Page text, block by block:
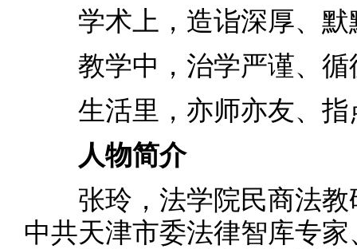
学术上，造诣深厚、默
教学中，治学严谨、循
生活里，亦师亦友、指
人物简介
张玲，法学院民商法教
中共天津市委法律智库专